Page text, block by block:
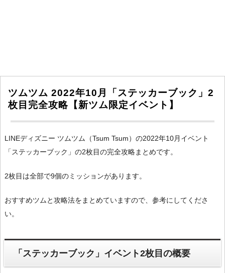
ツムツム 2022年10月「ステッカーブック」2
枚目完全攻略【新ツム限定イベント】
LINEディズニー ツムツム（Tsum Tsum）の2022年10月イベント
「ステッカーブック」の2枚目の完全攻略まとめです。
2枚目は全部で9個のミッションがあります。
おすすめツムと攻略法をまとめていますので、参考にしてくださ
い。
「ステッカーブック」イベント2枚目の概要